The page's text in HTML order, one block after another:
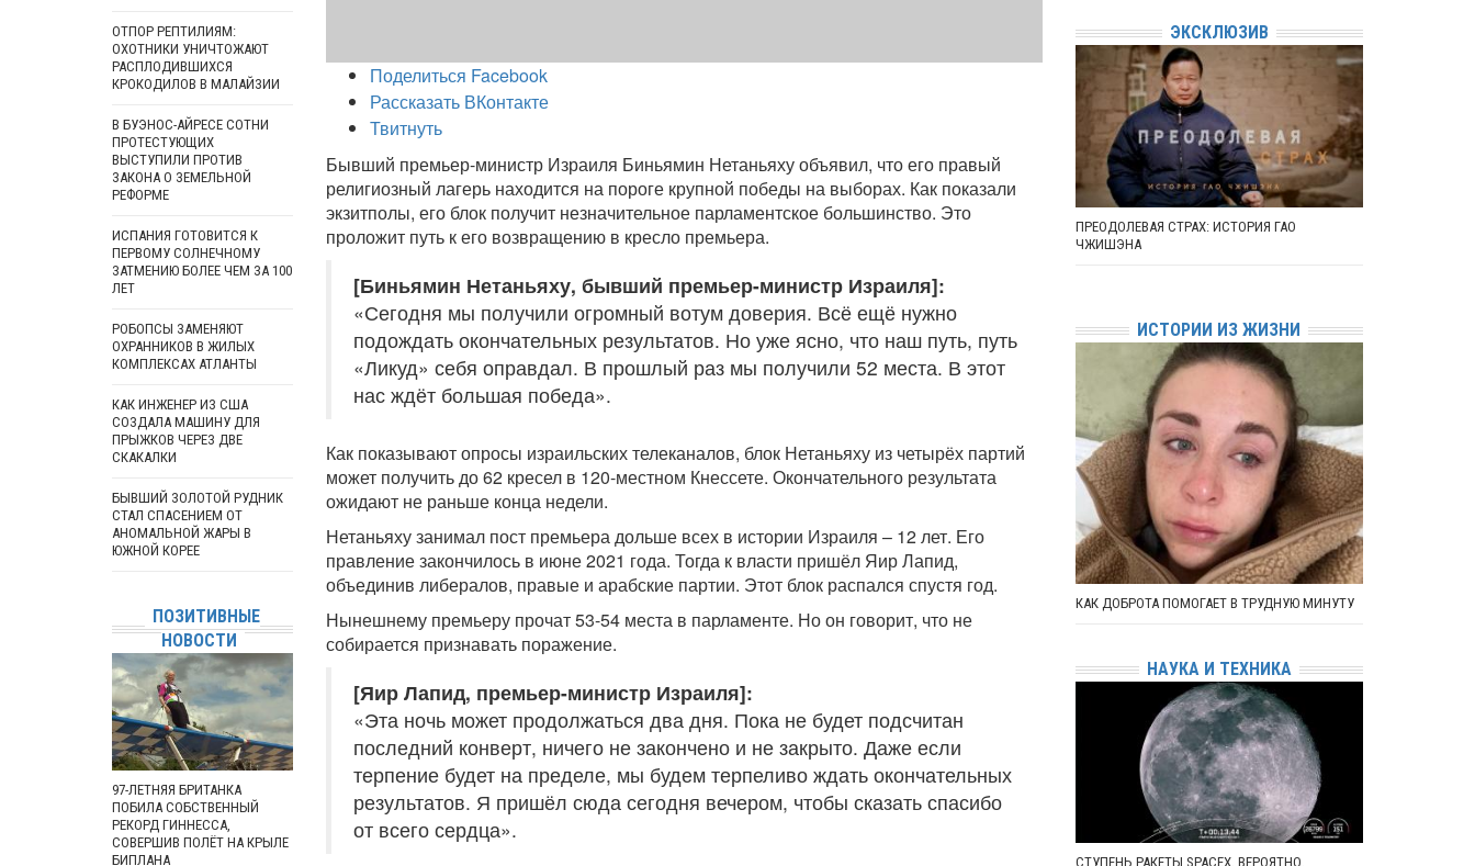
Поделиться Facebook
Рассказать ВКонтакте
Твитнуть
Бывший премьер-министр Израиля Биньямин Нетаньяху объявил, что его правый
религиозный лагерь находится на пороге крупной победы на выборах. Как показали
экзитполы, его блок получит незначительное парламентское большинство. Это
проложит путь к его возвращению в кресло премьера.
[Биньямин Нетаньяху, бывший премьер-министр Израиля]:
«Сегодня мы получили огромный вотум доверия. Всё ещё нужно
подождать окончательных результатов. Но уже ясно, что наш путь, путь
«Ликуд» себя оправдал. В прошлый раз мы получили 52 места. В этот
нас ждёт большая победа».
Как показывают опросы израильских телеканалов, блок Нетаньяху из четырёх партий
может получить до 62 кресел в 120-местном Кнессете. Окончательного результата
ожидают не раньше конца недели.
Нетаньяху занимал пост премьера дольше всех в истории Израиля – 12 лет. Его
правление закончилось в июне 2021 года. Тогда к власти пришёл Яир Лапид,
объединив либералов, правые и арабские партии. Этот блок распался спустя год.
Нынешнему премьеру прочат 53-54 места в парламенте. Но он говорит, что не
собирается признавать поражение.
[Яир Лапид, премьер-министр Израиля]:
«Эта ночь может продолжаться два дня. Пока не будет подсчитан
последний конверт, ничего не закончено и не закрыто. Даже если
терпение будет на пределе, мы будем терпеливо ждать окончательных
результатов. Я пришёл сюда сегодня вечером, чтобы сказать спасибо
от всего сердца».
ОТПОР РЕПТИЛИЯМ:
ОХОТНИКИ УНИЧТОЖАЮТ
РАСПЛОДИВШИХСЯ
КРОКОДИЛОВ В МАЛАЙЗИИ
В БУЭНОС-АЙРЕСЕ СОТНИ
ПРОТЕСТУЮЩИХ
ВЫСТУПИЛИ ПРОТИВ
ЗАКОНА О ЗЕМЕЛЬНОЙ
РЕФОРМЕ
ИСПАНИЯ ГОТОВИТСЯ К
ПЕРВОМУ СОЛНЕЧНОМУ
ЗАТМЕНИЮ БОЛЕЕ ЧЕМ ЗА 100
ЛЕТ
РОБОПСЫ ЗАМЕНЯЮТ
ОХРАННИКОВ В ЖИЛЫХ
КОМПЛЕКСАХ АТЛАНТЫ
КАК ИНЖЕНЕР ИЗ США
СОЗДАЛА МАШИНУ ДЛЯ
ПРЫЖКОВ ЧЕРЕЗ ДВЕ
СКАКАЛКИ
БЫВШИЙ ЗОЛОТОЙ РУДНИК
СТАЛ СПАСЕНИЕМ ОТ
АНОМАЛЬНОЙ ЖАРЫ В
ЮЖНОЙ КОРЕЕ
ПОЗИТИВНЫЕ
НОВОСТИ
97-ЛЕТНЯЯ БРИТАНКА
ПОБИЛА СОБСТВЕННЫЙ
РЕКОРД ГИННЕССА,
СОВЕРШИВ ПОЛЁТ НА КРЫЛЕ
БИПЛАНА
ЭКСКЛЮЗИВ
ПРЕОДОЛЕВАЯ СТРАХ: ИСТОРИЯ ГАО
ЧЖИШЭНА
ИСТОРИИ ИЗ ЖИЗНИ
КАК ДОБРОТА ПОМОГАЕТ В ТРУДНУЮ МИНУТУ
НАУКА И ТЕХНИКА
СТУПЕНЬ РАКЕТЫ SPACEX, ВЕРОЯТНО,